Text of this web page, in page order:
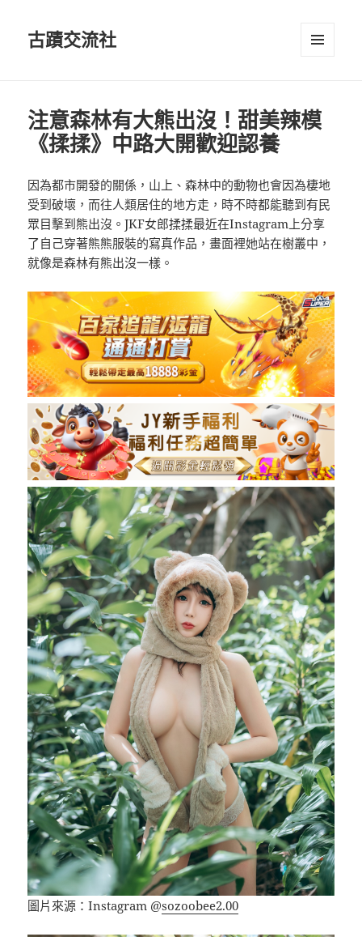
古蹟交流社
注意森林有大熊出沒！甜美辣模
《揉揉》中路大開歡迎認養
因為都市開發的關係，山上、森林中的動物也會因為棲地
受到破壞，而往人類居住的地方走，時不時都能聽到有民
眾目擊到熊出沒。JKF女郎揉揉最近在Instagram上分享
了自己穿著熊熊服裝的寫真作品，畫面裡她站在樹叢中，
就像是森林有熊出沒一樣。
圖片來源：Instagram @sozoobee2.00